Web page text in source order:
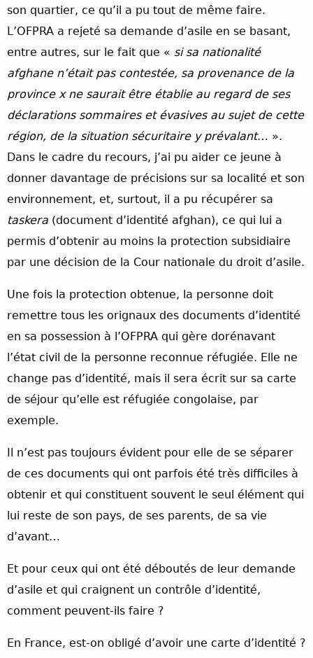
son quartier, ce qu’il a pu tout de même faire.
L’OFPRA a rejeté sa demande d’asile en se basant,
entre autres, sur le fait que « si sa nationalité
afghane n’était pas contestée, sa provenance de la
province x ne saurait être établie au regard de ses
déclarations sommaires et évasives au sujet de cette
région, de la situation sécuritaire y prévalant… ».
Dans le cadre du recours, j’ai pu aider ce jeune à
donner davantage de précisions sur sa localité et son
environnement, et, surtout, il a pu récupérer sa
taskera (document d’identité afghan), ce qui lui a
permis d’obtenir au moins la protection subsidiaire
par une décision de la Cour nationale du droit d’asile.
Une fois la protection obtenue, la personne doit
remettre tous les orignaux des documents d’identité
en sa possession à l’OFPRA qui gère dorénavant
l’état civil de la personne reconnue réfugiée. Elle ne
change pas d’identité, mais il sera écrit sur sa carte
de séjour qu’elle est réfugiée congolaise, par
exemple.
Il n’est pas toujours évident pour elle de se séparer
de ces documents qui ont parfois été très difficiles à
obtenir et qui constituent souvent le seul élément qui
lui reste de son pays, de ses parents, de sa vie
d’avant…
Et pour ceux qui ont été déboutés de leur demande
d’asile et qui craignent un contrôle d’identité,
comment peuvent-ils faire ?
En France, est-on obligé d’avoir une carte d’identité ?